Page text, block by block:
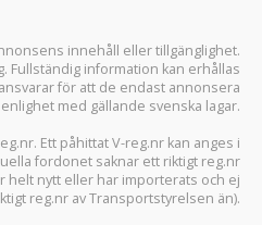
innehåll eller tillgänglighet.
Fullständig information kan erhållas
för att de endast annonsera
med gällande svenska lagar.
Ett påhittat V-reg.nr kan anges i
fordonet saknar ett riktigt reg.nr
helt nytt eller har importerats och ej
reg.nr av Transportstyrelsen än).